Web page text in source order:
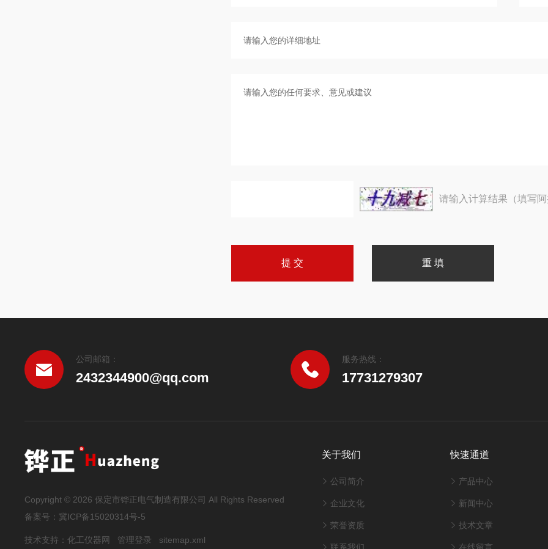
请输入计算结果（填写
公司邮箱：
2432344900@qq.com
服务热线：
17731279307
Copyright © 2026 保定市铧正电气制造有限公司 All Rights Reserved
备案号： 冀ICP备15020314号-5
技术支持：化工仪器网 管理登录 sitemap.xml
关于我们
公司简介
企业文化
荣誉资质
快速通道
产品中心
新闻中心
技术文章